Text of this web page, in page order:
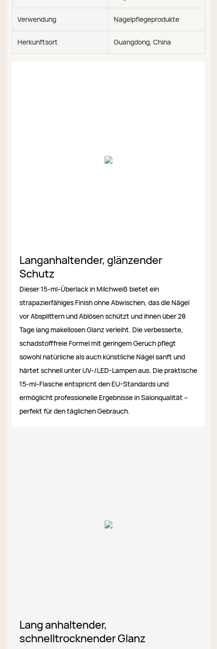
Verwendung Nagelpflegeprodukte
Herkunftsort Guangdong, China
Langanhaltender, glänzender
Schutz
Dieser 15-ml-Überlack in Milchweiß bietet ein
strapazierfähiges Finish ohne Abwischen, das die Nägel
vor Absplittern und Ablösen schützt und ihnen über 28
Tage lang makellosen Glanz verleiht. Die verbesserte,
schadstofffreie Formel mit geringem Geruch pflegt
sowohl natürliche als auch künstliche Nägel sanft und
härtet schnell unter UV-/LED-Lampen aus. Die praktische
15-ml-Flasche entspricht den EU-Standards und
ermöglicht professionelle Ergebnisse in Salonqualität –
perfekt für den täglichen Gebrauch.
Lang anhaltender,
schnelltrocknender Glanz